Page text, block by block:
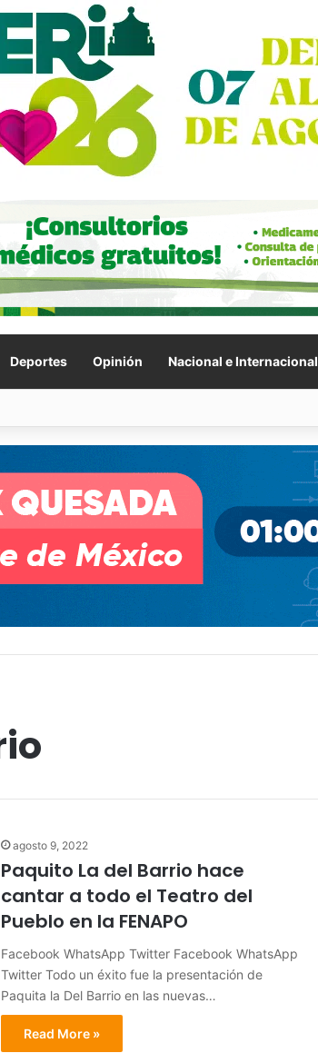
Deportes Opinión Nacional e Internacional
de Circuito Potosí en la movilidad de Villa de Pozos
agosto 9, 2022
Paquito La del Barrio hace
cantar a todo el Teatro del
Pueblo en la FENAPO
Facebook WhatsApp Twitter Facebook WhatsApp
Twitter Todo un éxito fue la presentación de
Paquita la Del Barrio en las nuevas…
Read More »